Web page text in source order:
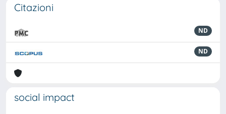
Citazioni
ND
ND
social impact